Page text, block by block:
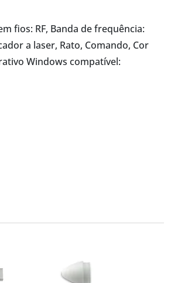
fios: RF, Banda de frequência:
a laser, Rato, Comando, Cor
Windows compatível: